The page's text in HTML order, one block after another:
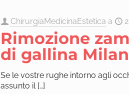
ChirurgiaMedicinaEstetica a
Rimozione
di gallina
Se le vostre rughe intorno agli
assunto il[…]